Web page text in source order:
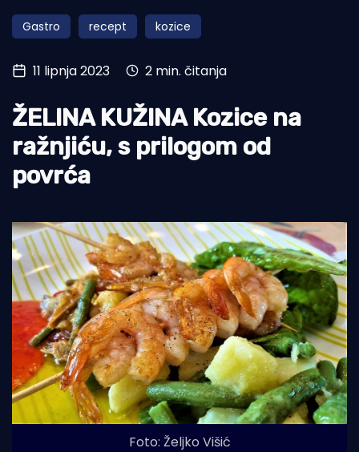
Obala
Otoci
Turizam i nautika
Pomorstvo
Ribolov
Ekologija
Gastro recept kozice
11 lipnja 2023 2 min. čitanja
ŽELINA KUŽINA Kozice na
ražnjiću, s prilogom od
povrća
Foto: Željko Višić